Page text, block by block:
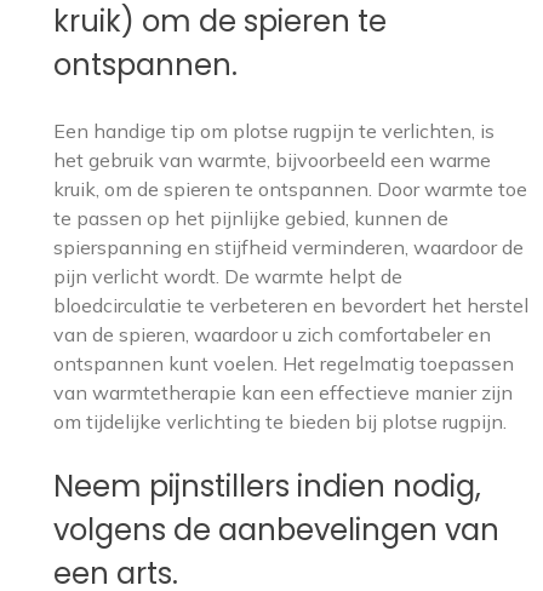
kruik) om de spieren te
ontspannen.
Een handige tip om plotse rugpijn te verlichten, is
het gebruik van warmte, bijvoorbeeld een warme
kruik, om de spieren te ontspannen. Door warmte toe
te passen op het pijnlijke gebied, kunnen de
spierspanning en stijfheid verminderen, waardoor de
pijn verlicht wordt. De warmte helpt de
bloedcirculatie te verbeteren en bevordert het herstel
van de spieren, waardoor u zich comfortabeler en
ontspannen kunt voelen. Het regelmatig toepassen
van warmtetherapie kan een effectieve manier zijn
om tijdelijke verlichting te bieden bij plotse rugpijn.
Neem pijnstillers indien nodig,
volgens de aanbevelingen van
een arts.